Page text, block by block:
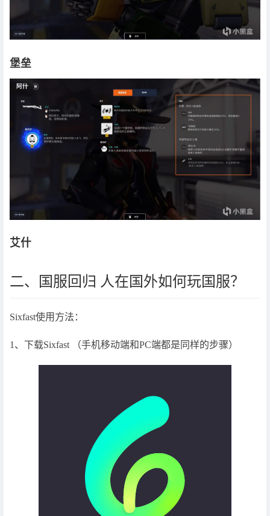
堡垒
艾什
二、国服回归 人在国外如何玩国服？
Sixfast使用方法：
1、下载Sixfast （手机移动端和PC端都是同样的步骤）